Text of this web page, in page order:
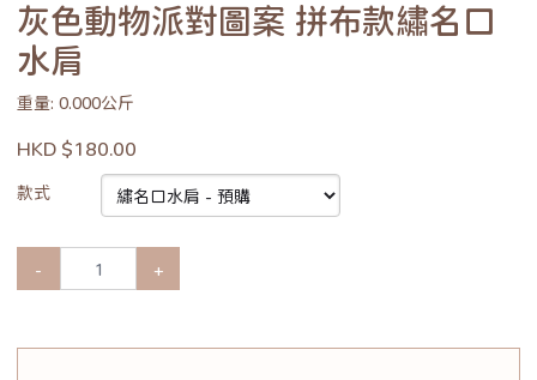
灰色動物派對圖案 拼布款繡名口
水肩
重量: 0.000公斤
HKD $180.00
款式
- +